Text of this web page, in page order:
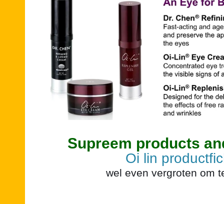
Supreem products
Oi lin
wel even vergroten om